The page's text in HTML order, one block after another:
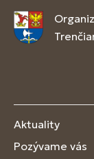
Aktuality
Pozývame vás